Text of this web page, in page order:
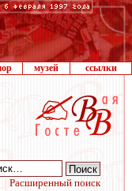
музей ссылки
Расширенный поиск